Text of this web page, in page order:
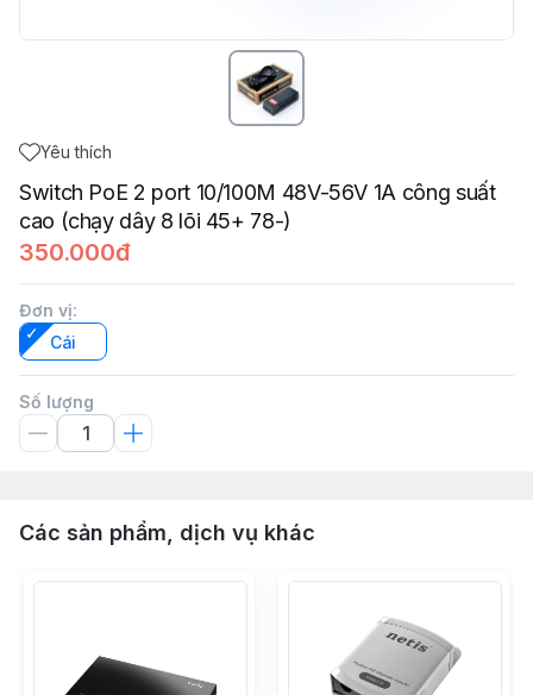
Yêu thích
Switch PoE 2 port 10/100M 48V-56V 1A công suất
cao (chạy dây 8 lõi 45+ 78-)
350.000đ
Đơn vị:
Cái
Số lượng
Các sản phẩm, dịch vụ khác